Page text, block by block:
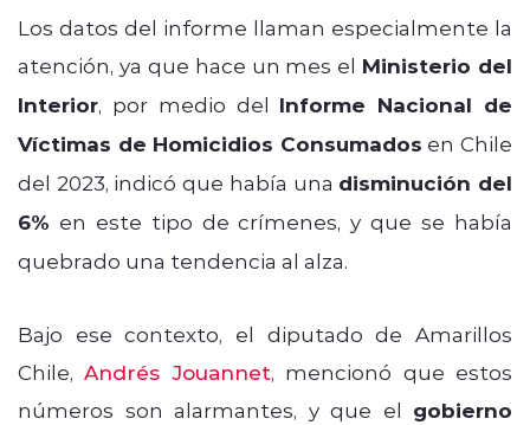
Los datos del informe llaman especialmente la
atención, ya que hace un mes el Ministerio del
Interior, por medio del Informe Nacional de
Víctimas de Homicidios Consumados en Chile
del 2023, indicó que había una disminución del
6% en este tipo de crímenes, y que se había
quebrado una tendencia al alza.
Bajo ese contexto, el diputado de Amarillos
Chile,Andrés Jouannet, mencionó que estos
números son alarmantes, y que el gobierno